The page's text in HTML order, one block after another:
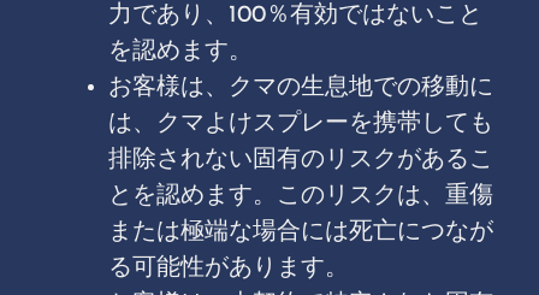
力であり、100％有効ではないこと
を認めます。
お客様は、クマの生息地での移動に
は、クマよけスプレーを携帯しても
排除されない固有のリスクがあるこ
とを認めます。このリスクは、重傷
または極端な場合には死亡につなが
る可能性があります。